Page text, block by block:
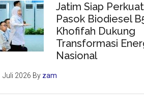
Jatim Siap
Pasok Biodiesel
Khofifah Dukung
Transformasi
Nasional
Juli 2026 By zam